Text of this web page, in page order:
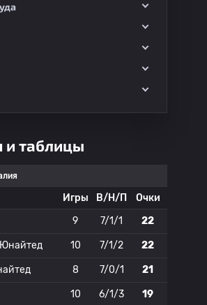
Уэльс НПЛ: Виктория
и таблицы
Игры В/Н/П
Очки
9 7/1/1 22
10 7/1/2 22
8 7/0/1 21
10 6/1/3 19